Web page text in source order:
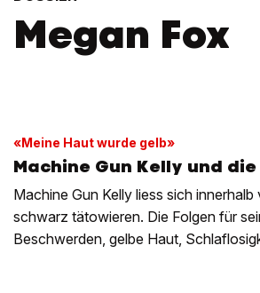
Megan Fox
«Meine Haut wurde gelb»
Machine Gun Kelly und
Machine Gun Kelly liess sich
schwarz tätowieren. Die Folgen für
Beschwerden, gelbe Haut,